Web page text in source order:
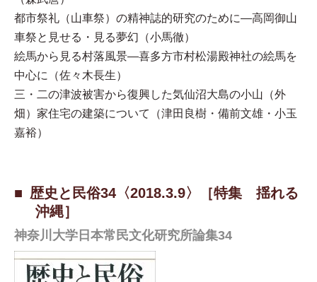
都市祭礼（山車祭）の精神誌的研究のために—高岡御山
車祭と見せる・見る夢幻（小馬徹）
絵馬から見る村落風景—喜多方市村松湯殿神社の絵馬を
中心に（佐々木長生）
三・二の津波被害から復興した気仙沼大島の小山（外
畑）家住宅の建築について（津田良樹・備前文雄・小玉
嘉裕）
歴史と民俗34〈2018.3.9〉［特集 揺れる
沖縄］
神奈川大学日本常民文化研究所論集34